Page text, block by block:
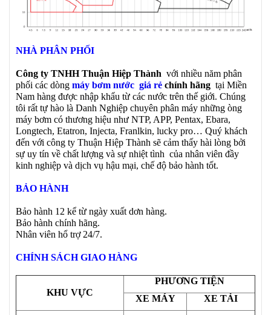
NHÀ PHÂN PHỐI
Công ty TNHH Thuận Hiệp Thành với nhiều năm phân
phối các dòng máy bơm nước giá rẻ chính hãng tại Miền
Nam hàng được nhập khẩu từ các nước trên thế giới. Chúng
tôi rất tự hào là Danh Nghiệp chuyên phân máy những òng
máy bơm có thương hiệu như NTP, APP, Pentax, Ebara,
Longtech, Etatron, Injecta, Franlkin, lucky pro… Quý khách
đến với công ty Thuận Hiệp Thành sẽ cảm thấy hài lòng bởi
sự uy tín về chất lượng và sự nhiệt tình của nhân viên đầy
kinh nghiệp và dịch vụ hậu mại, chế độ bảo hành tốt.
BẢO HÀNH
Bảo hành 12 kể từ ngày xuất dơn hàng.
Bảo hành chính hãng.
Nhân viên hổ trợ 24/7.
CHÍNH SÁCH GIAO HÀNG
KHU VỰC
PHƯƠNG TIỆN
XE MÁY
XE TẢI